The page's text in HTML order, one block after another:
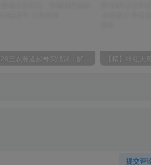
2026三农赛道起号实战课：解锁爆款原创文案玩法，掌握拍摄改稿快速出圈技巧
提交评